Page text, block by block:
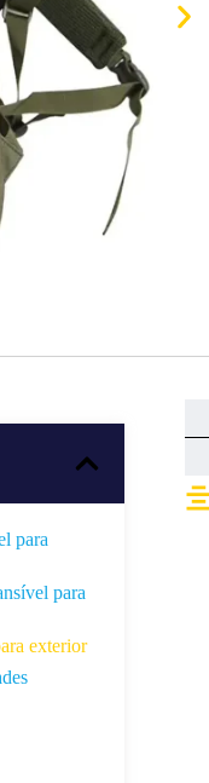
para
para
exterior